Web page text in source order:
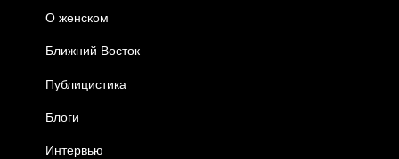
О женском
Ближний Восток
Публицистика
Блоги
Интервью